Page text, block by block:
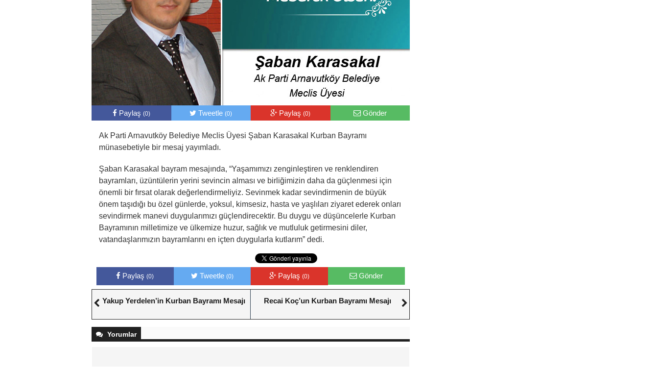
Paylaş (0) Tweetle(0) Paylaş(0) Gönder
Ak Parti Arnavutköy Belediye Meclis Üyesi Şaban Karasakal Kurban Bayramı
münasebetiyle bir mesaj yayımladı.
Şaban Karasakal bayram mesajında, “Yaşamımızı zenginleştiren ve renklendiren
bayramları, üzüntülerin yerini sevincin alması ve birliğimizin daha da güçlenmesi için
önemli bir fırsat olarak değerlendirmeliyiz. Sevinmek kadar sevindirmenin de büyük
önem taşıdığı bu özel günlerde, yoksul, kimsesiz, hasta ve yaşlıları ziyaret ederek onları
sevindirmek manevi duygularımızı güçlendirecektir. Bu duygu ve düşüncelerle Kurban
Bayramının milletimize ve ülkemize huzur, sağlık ve mutluluk getirmesini diler,
vatandaşlarımızın bayramlarını en içten duygularla kutlarım” dedi.
Paylaş(0) Tweetle (0) Paylaş (0) Gönder
Yakup Yerdelen’in Kurban Bayramı Mesajı Recai Koç’un Kurban Bayramı Mesajı
Yorumlar